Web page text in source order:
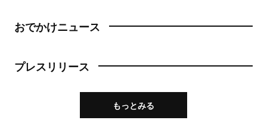
おでかけニュース
プレスリリース
もっとみる